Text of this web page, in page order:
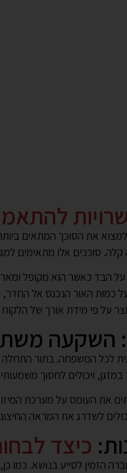
את הסוכך המתאים
סוככים אלו מתאימים
הבד כאשר הוא מקופל
כמות האור הנכנס אל
עם 5 מידות עומק,ומספק הגנה לגשם
השקעה
לכל המשפחה. בתור
ויכולים לחסוך
את העומס על מערכת
לשדרג את המראה החיצוני
כיצד
הזמין לסייע בנושא.